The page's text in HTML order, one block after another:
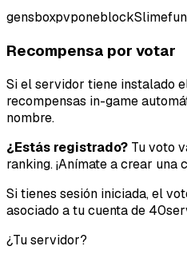
gensboxpvponeblockSlimefun
Recompensa por votar
Si el servidor tiene instalado
recompensas in-game
nombre.
¿Estás registrado? Tu voto
ranking. ¡Anímate a crear una
Si tienes sesión iniciada, el
asociado a tu cuenta de
¿Tu servidor?
Tipo de
Lo
Idea o